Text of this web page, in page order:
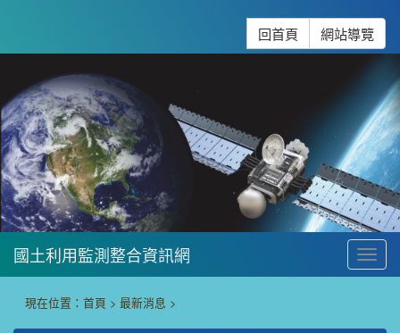
回首頁 網站導覽
國土利用監測整合資訊網
現在位置： 首頁 > 最新消息 >